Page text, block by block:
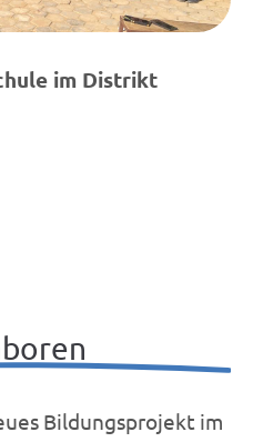
im Distrikt
Bildungsprojekt im